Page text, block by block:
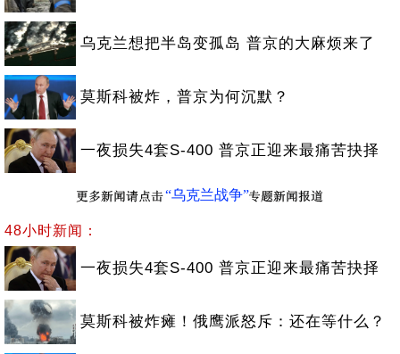
乌克兰想把半岛变孤岛 普京的大麻烦来了
莫斯科被炸，普京为何沉默？
一夜损失4套S-400 普京正迎来最痛苦抉择
“乌克兰战争”
48小时新闻：
一夜损失4套S-400 普京正迎来最痛苦抉择
莫斯科被炸瘫！俄鹰派怒斥：还在等什么？